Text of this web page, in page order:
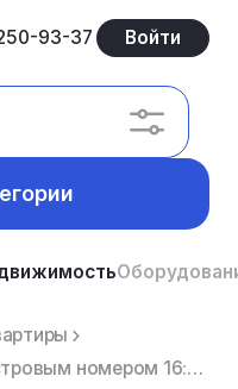
93-37 Войти
- Земельный участок с кадастровым номером 16:48:050308:154, обслуживание жилого дома, площадь: 1356...